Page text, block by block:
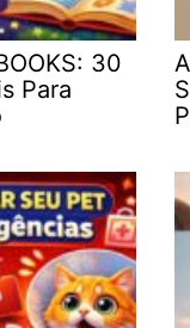
30
Para